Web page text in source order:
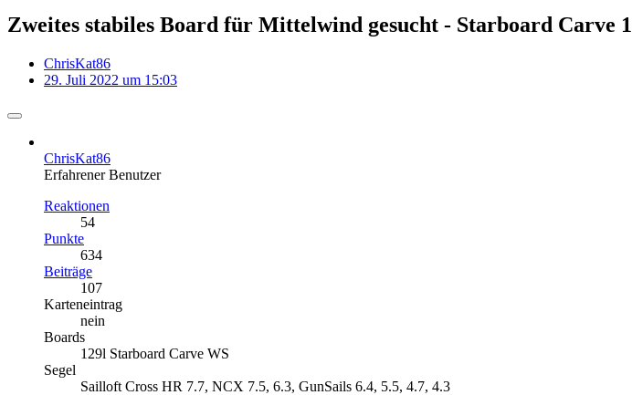
Zweites stabiles Board für Mittelwind gesucht - Starboard Carve
ChrisKat86
29. Juli 2022 um 15:03
ChrisKat86
Erfahrener Benutzer
Reaktionen
54
Punkte
634
Beiträge
107
Karteneintrag
nein
Boards
129l Starboard Carve WS
Segel
Sailloft Cross HR 7.7, NCX 7.5, 6.3, GunSails 6.4, 5.5, 4.7, 4.3